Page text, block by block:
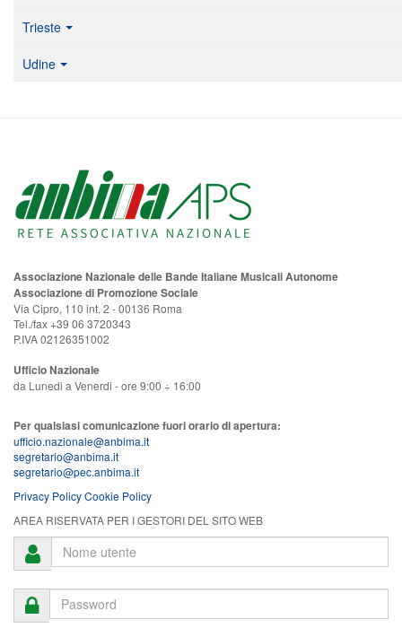
Trieste
Udine
Associazione Nazionale delle Bande Italiane Musicali Autonome
Associazione di Promozione Sociale
Via Cipro, 110 int. 2 - 00136 Roma
Tel./fax +39 06 3720343
P.IVA 02126351002
Ufficio Nazionale
da Lunedi a Venerdi - ore 9:00 ÷ 16:00
Per qualsiasi comunicazione fuori orario di apertura:
ufficio.nazionale@anbima.it
segretario@anbima.it
segretario@pec.anbima.it
Privacy PolicyCookie Policy
AREA RISERVATA PER I GESTORI DEL SITO WEB